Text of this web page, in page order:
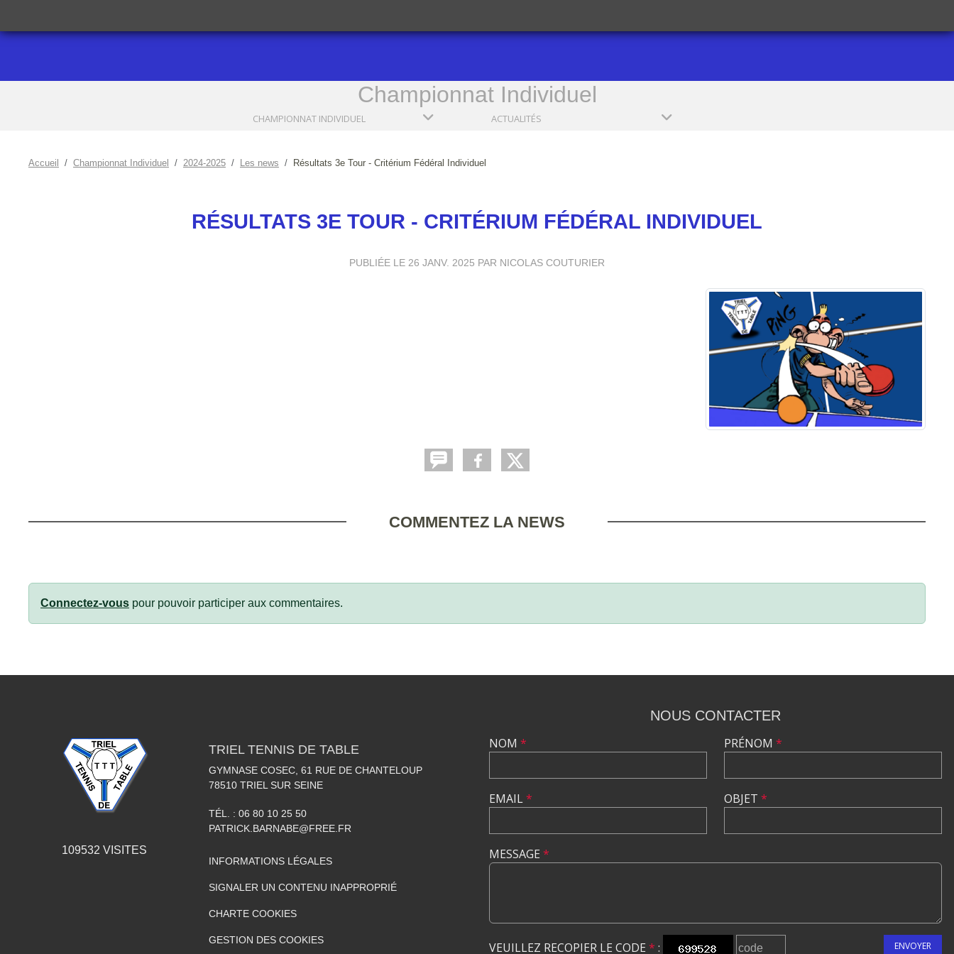
Championnat Individuel
CHAMPIONNAT INDIVIDUEL ACTUALITÉS
Accueil Championnat Individuel 2024-2025 Les news Résultats 3e Tour - Critérium Fédéral Individuel
RÉSULTATS 3E TOUR - CRITÉRIUM FÉDÉRAL INDIVIDUEL
PUBLIÉE LE 26 JANV. 2025 PAR NICOLAS COUTURIER
COMMENTEZ LA NEWS
Connectez-vous pour pouvoir participer aux commentaires.
109532 VISITES
TRIEL TENNIS DE TABLE
GYMNASE COSEC, 61 RUE DE CHANTELOUP
78510 TRIEL SUR SEINE
TÉL. : 06 80 10 25 50
PATRICK.BARNABE@FREE.FR
INFORMATIONS LÉGALES
SIGNALER UN CONTENU INAPPROPRIÉ
CHARTE COOKIES
GESTION DES COOKIES
NOUS CONTACTER
NOM *
EMAIL*
PRÉNOM *
OBJET *
MESSAGE *
VEUILLEZ RECOPIER LE CODE * : ENVOYER